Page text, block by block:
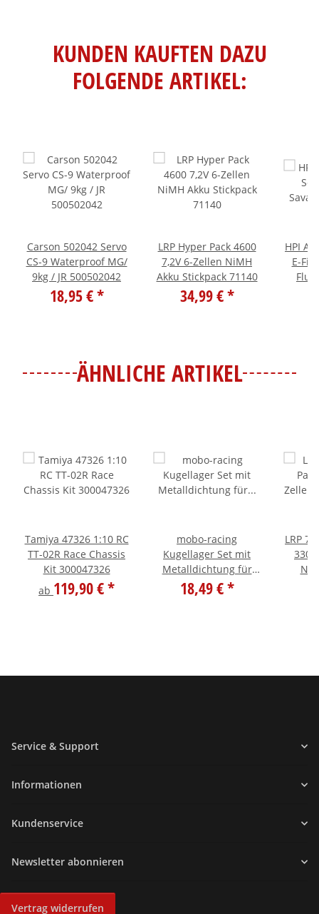
KUNDEN KAUFTEN DAZU
FOLGENDE ARTIKEL:
Carson 502042 Servo
CS-9 Waterproof MG/
9kg / JR 500502042
18,95 €*
LRP Hyper Pack 4600
7,2V 6-Zellen NiMH
Akku Stickpack 71140
34,99 €*
HPI
E-
ÄHNLICHE ARTIKEL
Tamiya 47326 1:10 RC
TT-02R Race Chassis
Kit 300047326
ab 119,90 €*
mobo-racing
Kugellager Set mit
Metalldichtung für
Tamiya TT-01E
18,49 €*
LRP
Service & Support
Informationen
Kundenservice
Newsletter abonnieren
Vertrag widerrufen